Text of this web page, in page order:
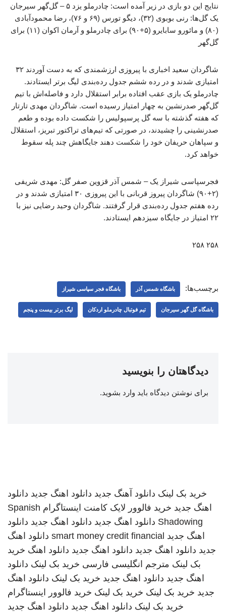
نتایج این دو بازی در زیر آمده است: چادرملو یزد ۵ – گل‌گهر سیرجان
یک گل‌ها: رنی بوبوی (۳۲)، دیگو تورس (۶۹ و ۷۶)، رضا محمودآبادی
(۸۰) و مائورو سابایرو (۵+۹۰) برای چادرملو و آرمان اکوان (۱۱) برای
گل‌گهر
شاگردان سعید اخباری با پیروزی ارزشمندی که به دست آوردند ۳۲
امتیازی شدند و در رده ششم جدول رده‌بندی لیگ برتر ایستادند.
چادرملو یک بازی عقب افتاده برابر استقلال دارد و فاصله‌اش با تیم
گل‌گهر صدرنشین به چهار امتیاز رسیده است. شاگردان مهدی تارتار
که هفته گذشته با سه گل پرسپولیس را شکست داده بوده و طعم
صدرنشینی را چشیدند، در صورتی که تیم‌های تراکتور تبریز، استقلال
و سپاهان حریفان خود را شکست دهند جایگاهش چند پله سقوط
خواهد کرد.
فجرسپاسی شیراز یک – شمس آذر قزوین صفر گل: مهدی شریفی
(۲+۹۰) شاگردان پیروز قربانی با این پیروزی ۳۰ امتیازی شدند و در
رده هفتم جدول رده‌بندی قرار گرفتند. شاگردان وحید رضایی نیز با
۲۲ امتیاز در جایگاه سیزدهم ایستادند.
۲۵۸ ۲۵۸
برچسب‌ها: باشگاه شمس آذر باشگاه فجر سپاسی شیراز
باشگاه گل گهر سیرجان تیم فوتبال چادرملو اردکان لیگ برتر بیست و پنجم
دیدگاهتان را بنویسید
برای نوشتن دیدگاه باید وارد بشوید.
خرید بک لینک دانلود آهنگ جدید دانلود اهنگ جدید دانلود
اهنگ جدید خرید فالوور لایک کامنت اینستاگرام Spanish
Shadowing دانلود اهنگ جدید دانلود اهنگ جدید دانلود
اهنگ جدید smart money credit financial دانلود اهنگ
جدید دانلود اهنگ جدید دانلود اهنگ جدید دانلود اهنگ خرید
بک لینک مترجم انگلیسی فارسی خرید بک لینک دانلود
اهنگ جدید دانلود اهنگ جدید خرید بک لینک دانلود اهنگ
جدید خرید بک لینک خرید بک لینک خرید فالوور اینستاگرام
خرید بک لینک دانلود اهنگ جدید دانلود اهنگ جدید